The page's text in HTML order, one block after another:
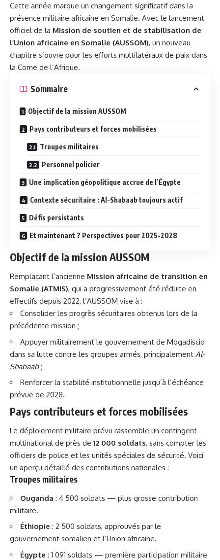
Cette année marque un changement significatif dans la
présence militaire africaine en Somalie. Avec le lancement
officiel de la Mission de soutien et de stabilisation de
l’Union africaine en Somalie (AUSSOM), un nouveau
chapitre s’ouvre pour les efforts multilatéraux de paix dans
la Corne de l’Afrique.
Sommaire
Objectif de la mission AUSSOM
Pays contributeurs et forces mobilisées
Troupes militaires
Personnel policier
Une implication géopolitique accrue de l’Égypte
Contexte sécuritaire : Al-Shabaab toujours actif
Défis persistants
Et maintenant ? Perspectives pour 2025-2028
Objectif de la mission AUSSOM
Remplaçant l’ancienne Mission africaine de transition en
Somalie (ATMIS), qui a progressivement été réduite en
effectifs depuis 2022, l’AUSSOM vise à :
Consolider les progrès sécuritaires obtenus lors de la
précédente mission ;
Appuyer militairement le gouvernement de Mogadiscio
dans sa lutte contre les groupes armés, principalement Al-
Shabaab;
Renforcer la stabilité institutionnelle jusqu’à l’échéance
prévue de 2028.
Pays contributeurs et forces mobilisées
Le déploiement militaire prévu rassemble un contingent
multinational de près de 12 000 soldats, sans compter les
officiers de police et les unités spéciales de sécurité. Voici
un aperçu détaillé des contributions nationales :
Troupes militaires
Ouganda : 4 500 soldats — plus grosse contribution
militaire.
Éthiopie : 2 500 soldats, approuvés par le
gouvernement somalien et l’Union africaine.
Égypte : 1 091 soldats — première participation militaire